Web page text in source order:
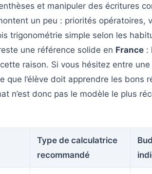
et manipuler des écritures
un peu : priorités opératoires,
trigonométrie simple selon les
une référence solide en France :
raison. Si vous hésitez entre une
que l’élève doit apprendre les bons
n’est donc pas le modèle le plus
Type de calculatrice
recommandé